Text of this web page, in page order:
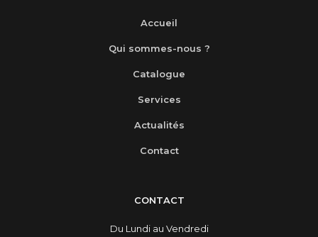
Accueil
Qui sommes-nous ?
Catalogue
Services
Actualités
Contact
CONTACT
Du Lundi au Vendredi